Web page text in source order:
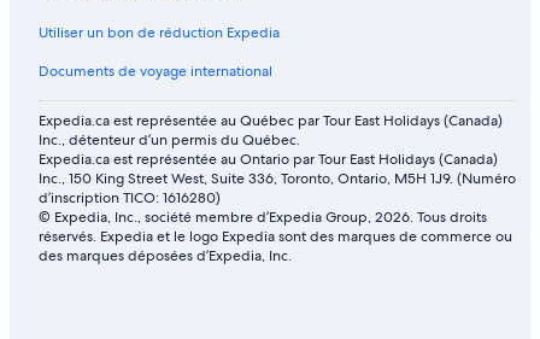
Utiliser un bon de réduction Expedia
Documents de voyage international
Expedia.ca est représentée au Québec par Tour East Holidays (Canada)
Inc., détenteur d’un permis du Québec.
Expedia.ca est représentée au Ontario par Tour East Holidays (Canada)
Inc., 150 King Street West, Suite 336, Toronto, Ontario, M5H 1J9. (Numéro
d’inscription TICO: 1616280)
© Expedia, Inc., société membre d’Expedia Group, 2026. Tous droits
réservés. Expedia et le logo Expedia sont des marques de commerce ou
des marques déposées d’Expedia, Inc.